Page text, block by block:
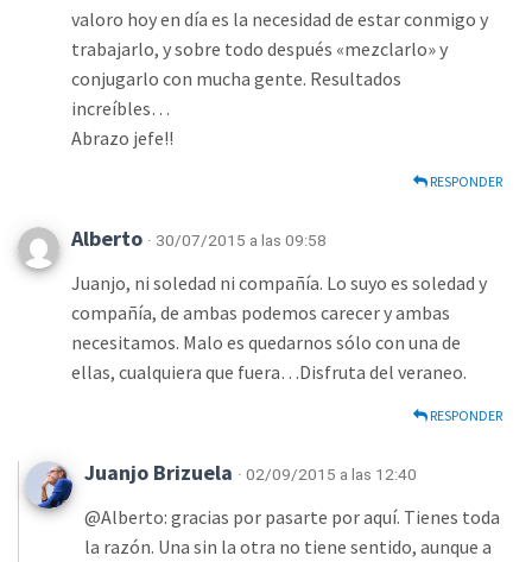
valoro hoy en día es la necesidad de estar conmigo y
trabajarlo, y sobre todo después «mezclarlo» y
conjugarlo con mucha gente. Resultados
increíbles…
Abrazo jefe!!
RESPONDER
Alberto · 30/07/2015 a las 09:58
Juanjo, ni soledad ni compañía. Lo suyo es soledad y
compañía, de ambas podemos carecer y ambas
necesitamos. Malo es quedarnos sólo con una de
ellas, cualquiera que fuera…Disfruta del veraneo.
RESPONDER
Juanjo Brizuela · 02/09/2015 a las 12:40
@Alberto: gracias por pasarte por aquí. Tienes toda
la razón. Una sin la otra no tiene sentido, aunque a